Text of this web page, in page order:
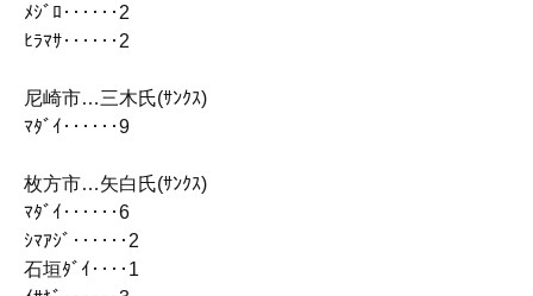
ﾒｼﾞﾛ‥‥‥2
ﾋﾗﾏｻ‥‥‥2
尼崎市…三木氏(ｻﾝｸｽ)
ﾏﾀﾞｲ‥‥‥9
枚方市…矢白氏(ｻﾝｸｽ)
ﾏﾀﾞｲ‥‥‥6
ｼﾏｱｼﾞ‥‥‥2
石垣ﾀﾞｲ‥‥1